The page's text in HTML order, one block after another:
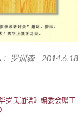
罗训森 2014.6.18
罗氏通谱》编委会赠工